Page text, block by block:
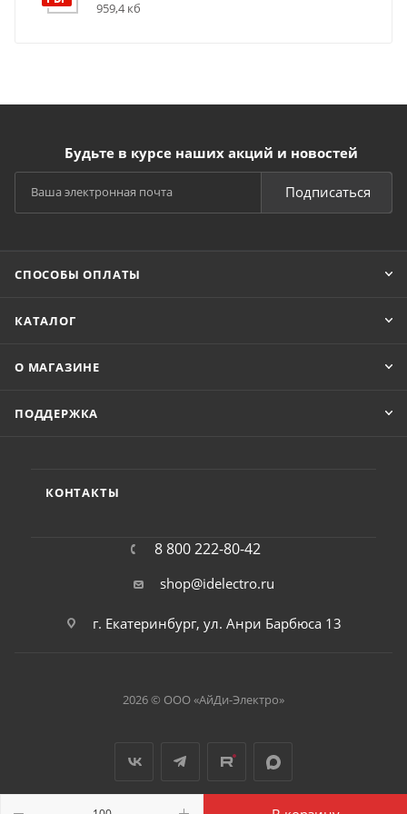
959,4 кб
Будьте в курсе наших акций и новостей
Подписаться
СПОСОБЫ ОПЛАТЫ
КАТАЛОГ
О МАГАЗИНЕ
ПОДДЕРЖКА
КОНТАКТЫ
8 800 222-80-42
shop@idelectro.ru
г. Екатеринбург, ул. Анри Барбюса 13
2026 © ООО «АйДи-Электро»